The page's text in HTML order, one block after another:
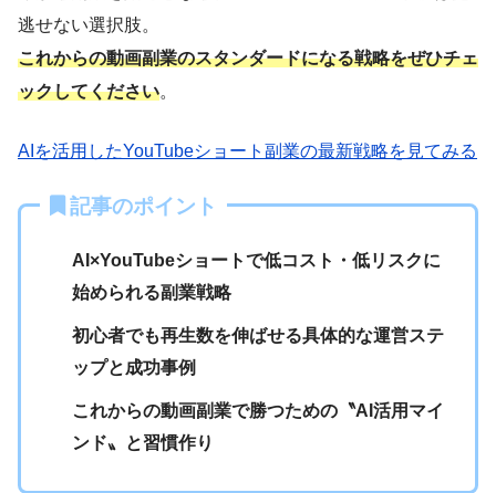
逃せない選択肢。
これからの動画副業のスタンダードになる戦略をぜひチェ
ックしてください。
AIを活用したYouTubeショート副業の最新戦略を見てみる
記事のポイント
AI×YouTubeショートで低コスト・低リスクに
始められる副業戦略
初心者でも再生数を伸ばせる具体的な運営ステ
ップと成功事例
これからの動画副業で勝つための〝AI活用マイ
ンド〟と習慣作り